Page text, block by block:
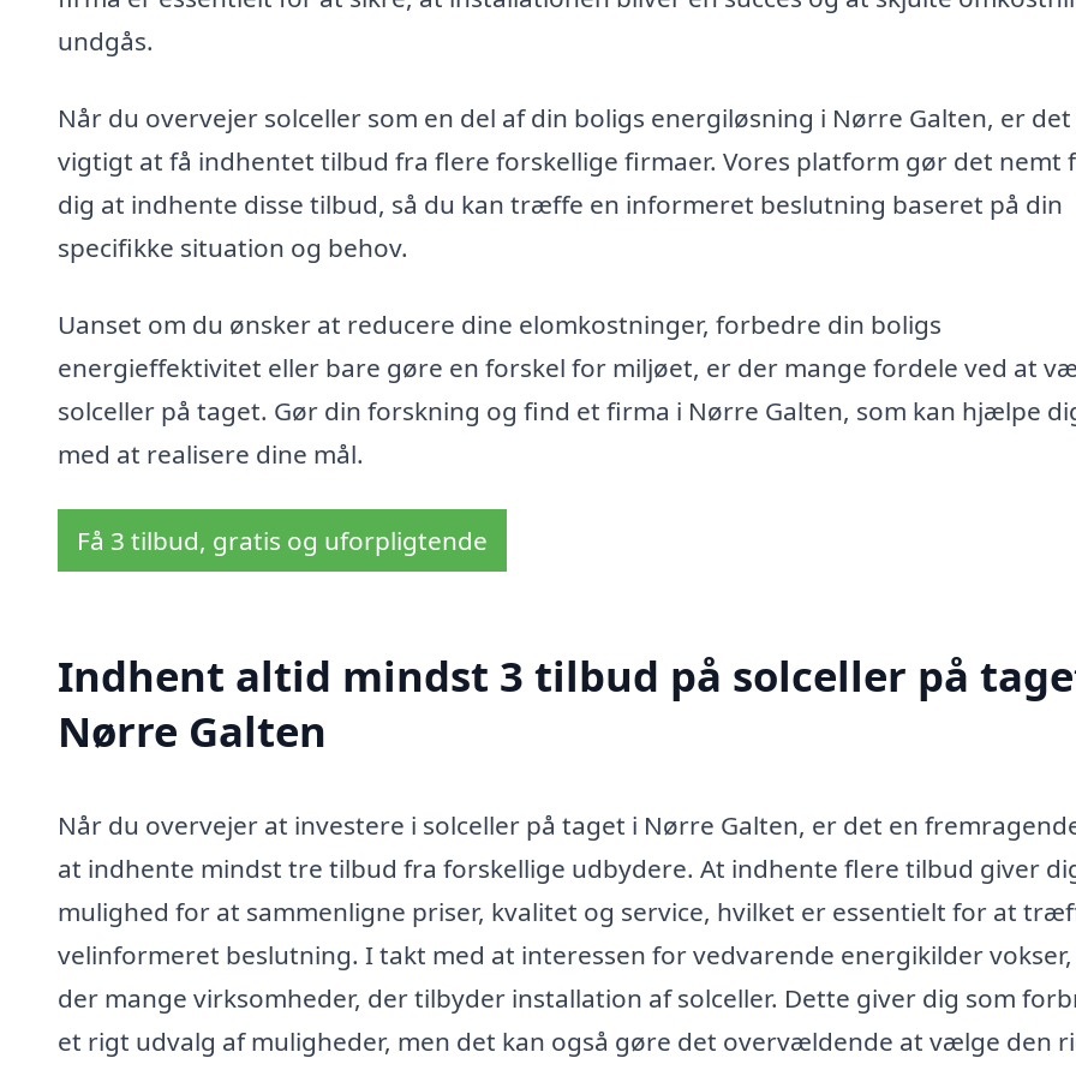
undgås.
Når du overvejer solceller som en del af din boligs energiløsning i Nørre Galten, er det
vigtigt at få indhentet tilbud fra flere forskellige firmaer. Vores platform gør det nemt
dig at indhente disse tilbud, så du kan træffe en informeret beslutning baseret på din
specifikke situation og behov.
Uanset om du ønsker at reducere dine elomkostninger, forbedre din boligs
energieffektivitet eller bare gøre en forskel for miljøet, er der mange fordele ved at
solceller på taget. Gør din forskning og find et firma i Nørre Galten, som kan hjælpe
med at realisere dine mål.
Få 3 tilbud, gratis og uforpligtende
Indhent altid mindst 3 tilbud på solceller på
Nørre Galten
Når du overvejer at investere i solceller på taget i Nørre Galten, er det en
at indhente mindst tre tilbud fra forskellige udbydere. At indhente flere tilbud giver
mulighed for at sammenligne priser, kvalitet og service, hvilket er essentielt for at
velinformeret beslutning. I takt med at interessen for vedvarende energikilder
der mange virksomheder, der tilbyder installation af solceller. Dette giver dig som
et rigt udvalg af muligheder, men det kan også gøre det overvældende at vælge den